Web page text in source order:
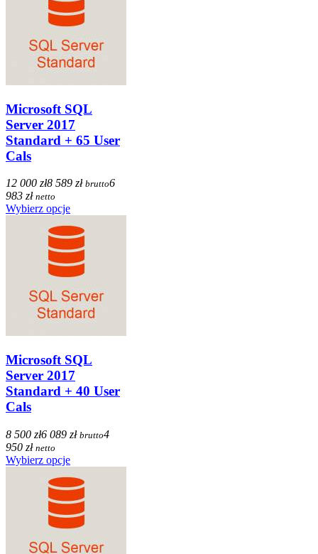
Microsoft SQL
Server 2017
Standard + 65 User
Cals
12 000 zł8 589 zł brutto6
983 zł netto
Wybierz opcje
Microsoft SQL
Server 2017
Standard + 40 User
Cals
8 500 zł6 089 zł brutto4
950 zł netto
Wybierz opcje